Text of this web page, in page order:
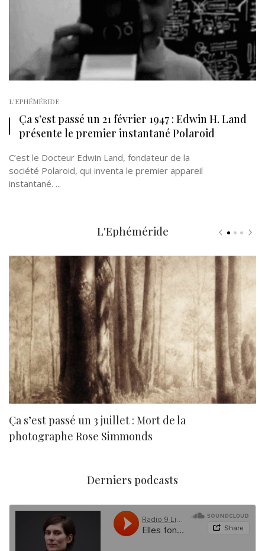
L'EPHÉMÉRIDE
Ça s’est passé un 21 février 1947 : Edwin H. Land
présente le premier instantané Polaroid
C’est le Docteur Edwin Land, fondateur de la
société Polaroid, qui inventa le premier appareil
instantané. ...
L'Ephéméride
Ça s’est passé un 3 juillet : Mort de la
photographe Rose Simmonds
Derniers podcasts